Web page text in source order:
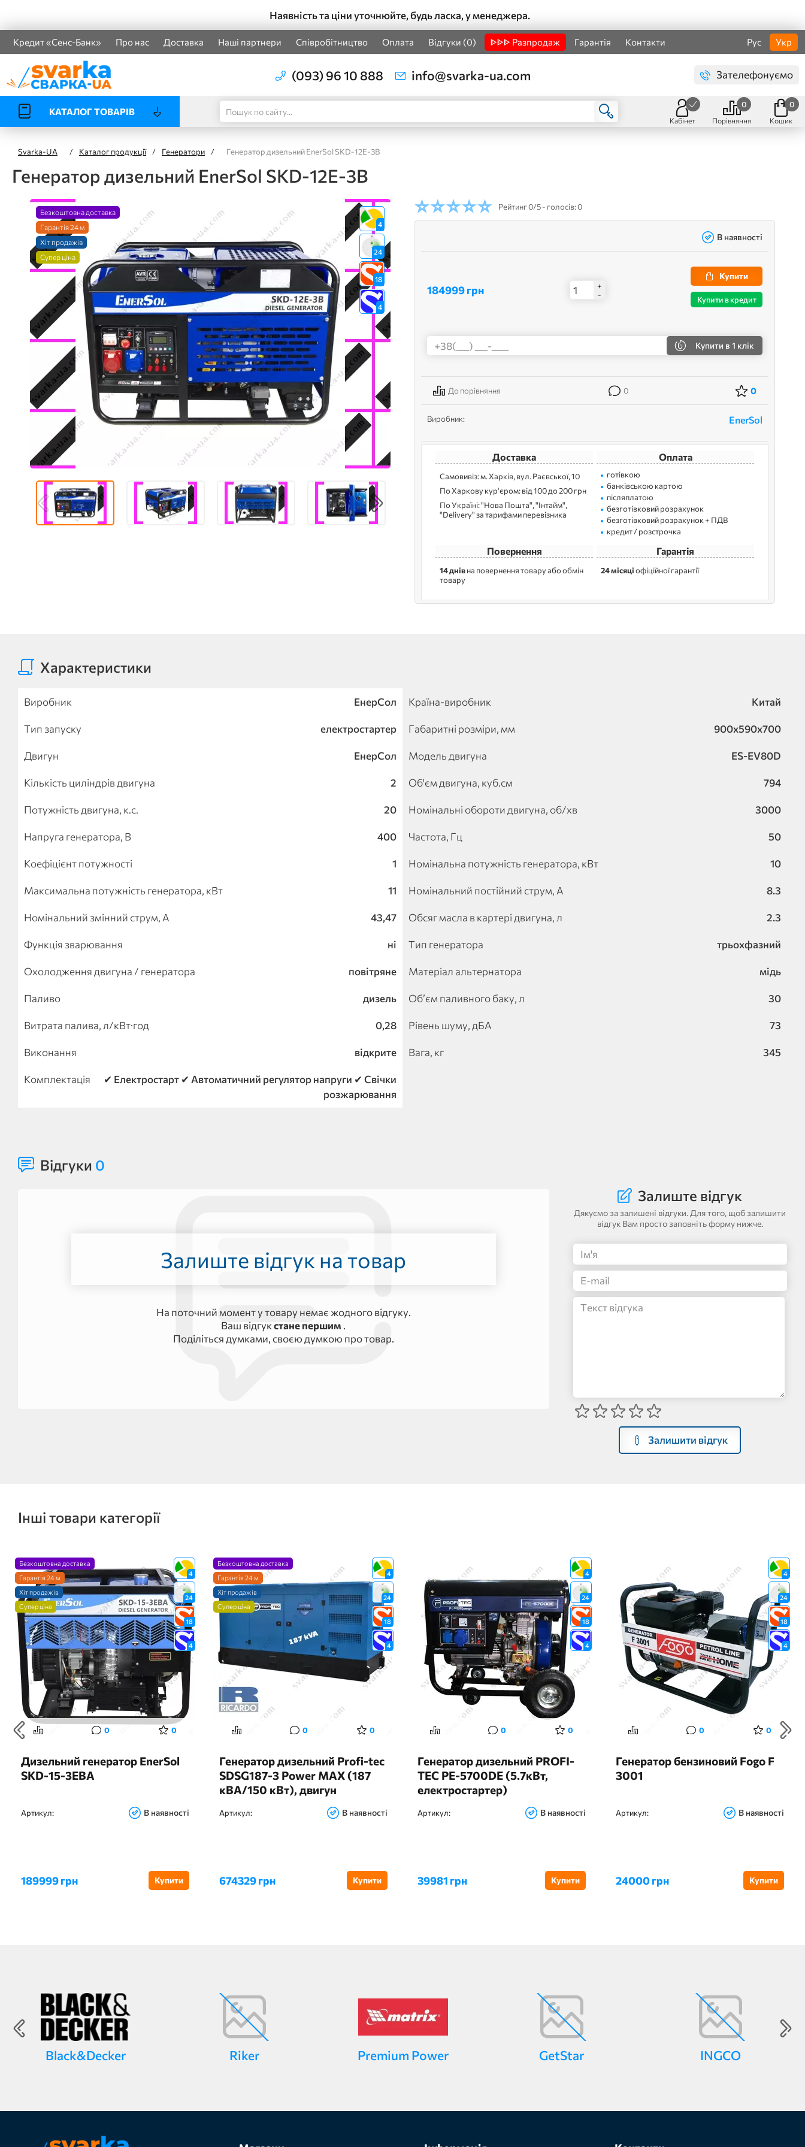
Наявність та ціни уточнюйте, будь ласка, у менеджера.
Кредит «Сенс-Банк» Про нас Доставка Наші партнери Співробітництво Оплата Відгуки (0) ᐈᐈᐈ Разпродаж Гарантія Контакти Рус Укр
(093) 96 10 888 info@svarka-ua.com Зателефонуємо
КАТАЛОГ ТОВАРІВ
Кабінет Порівняння
0
Кошик
0
Svarka-UA / Каталог продукції / Генератори / Генератор дизельний EnerSol SKD-12E-3B
Генератор дизельний EnerSol SKD-12E-3B
Безкоштовна доставка
Гарантія 24 м
Хіт продажів
Супер ціна
4
24
18
4
Рейтинг0/5 - голосів: 0
В наявності
184999 грн
+
-
Купити
Купити в кредит
Купити в 1 клік
До порівняння 0 0
Виробник: EnerSol
Доставка
Самовивіз: м. Харків, вул. Раєвської, 10
По Харкову кур'єром: від 100 до 200 грн
По Україні: "Нова Пошта", "Інтайм",
"Delivery" за тарифами перевізника
Оплата
готівкою
банківською картою
післяплатою
безготівковий розрахунок
безготівковий розрахунок + ПДВ
кредит / розстрочка
Повернення
14 днівна повернення товару або обмін
товару
Гарантія
24 місяціофіційної гарантії
Характеристики
Виробник ЕнерСол Країна-виробник Китай
Тип запуску електростартер Габаритні розміри, мм 900x590x700
Двигун ЕнерСол Модель двигуна ES-EV80D
Кількість циліндрів двигуна 2 Об'єм двигуна, куб.см 794
Потужність двигуна, к.с. 20 Номінальні обороти двигуна, об/хв 3000
Напруга генератора, В 400 Частота, Гц 50
Коефіцієнт потужності 1 Номінальна потужність генератора, кВт 10
Максимальна потужність генератора, кВт 11 Номінальний постійний струм, А 8.3
Номінальний змінний струм, А 43,47 Обсяг масла в картері двигуна, л 2.3
Функція зварювання ні Тип генератора трьохфазний
Охолодження двигуна / генератора повітряне Матеріал альтернатора мідь
Паливо дизель Об’єм паливного баку, л 30
Витрата палива, л/кВт·год 0,28 Рівень шуму, дБА 73
Виконання відкрите Вага, кг 345
Комплектація
✔ Електростарт ✔ Автоматичний регулятор напруги ✔ Свічки
розжарювання
Відгуки 0
Залиште відгук на товар
На поточний момент у товару немає жодного відгуку.
Ваш відгукстане першим .
Поділіться думками, своєю думкою про товар.
Залиште відгук
Дякуємо за залишені відгуки. Для того, щоб залишити
відгук Вам просто заповніть форму нижче.
Залишити відгук
Інші товари категорії
4
24
18
4
Безкоштовна доставка
Гарантія 24 м
Хіт продажів
Супер ціна
0 0
Дизельний генератор EnerSol
SKD-15-3EBA
Артикул: В наявності
189999 грн Купити
4
24
18
4
Безкоштовна доставка
Гарантія 24 м
Хіт продажів
Супер ціна
0 0
Генератор дизельний Profi-tec
SDSG187-3 Power MAX (187
кВА/150 кВт), двигун
RICARDO, Great Britain
Артикул: В наявності
674329 грн Купити
4
24
18
4
0 0
Генератор дизельний PROFI-
TEC PE-5700DE (5.7кВт,
електростартер)
Артикул: В наявності
39981 грн Купити
4
24
18
4
0 0
Генератор бензиновий Fogo F
3001
Артикул: В наявності
24000 грн Купити
Black&Decker Riker Premium Power GetStar INGCO